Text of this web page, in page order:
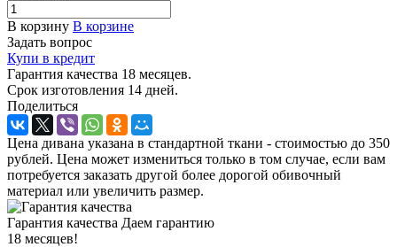
В корзину В корзине
Задать вопрос
Купи в кредит
Гарантия качества 18 месяцев.
Срок изготовления 14 дней.
Поделиться
Цена дивана указана в стандартной ткани - стоимостью до 350
рублей. Цена может измениться только в том случае, если вам
потребуется заказать другой более дорогой обивочный
материал или увеличить размер.
Гарантия качества Даем гарантию
18 месяцев!